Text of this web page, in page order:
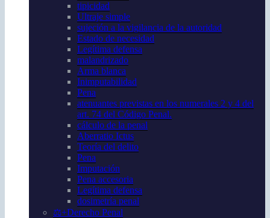
tipicidad
Ultraje simple
sujeción a la vigilancia de la autoridad
Estado de necesidad
Legítima defensa
malandrizado
Arma blanca
Inimputabilidad
Pena
atenuantes previstas en los numerales 2 y 4 del
art. 74 del Código Penal.
cálculo de la penal
Aberratio Ictus
Teoría del delito
Pena
Imputación
Pena accesoria
Legítima defensa
dosimetría penal
⚖️+Derecho Penal